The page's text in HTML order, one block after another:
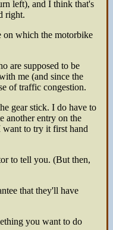
left), and I think that's
right.
on which the motorbike
are supposed to be
me (and since the
of traffic congestion.
gear stick. I do have to
another entry on the
want to try it first hand
to tell you. (But then,
that they'll have
you want to do